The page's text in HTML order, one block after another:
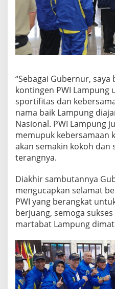
“Sebagai Gubernur, saya
kontingen PWI
sportifitas dan
nama baik Lampung
Nasional. PWI Lampung
memupuk kebersamaan
akan semakin kokoh dan
terangnya.
Diakhir sambutannya
mengucapkan selamat
PWI yang berangkat
berjuang, semoga
martabat Lampung